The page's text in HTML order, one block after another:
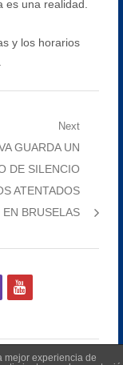
es una realidad.
y los horarios
Next
GUARDA UN
DE SILENCIO
ATENTADOS
EN BRUSELAS
youtube
mejor experiencia de